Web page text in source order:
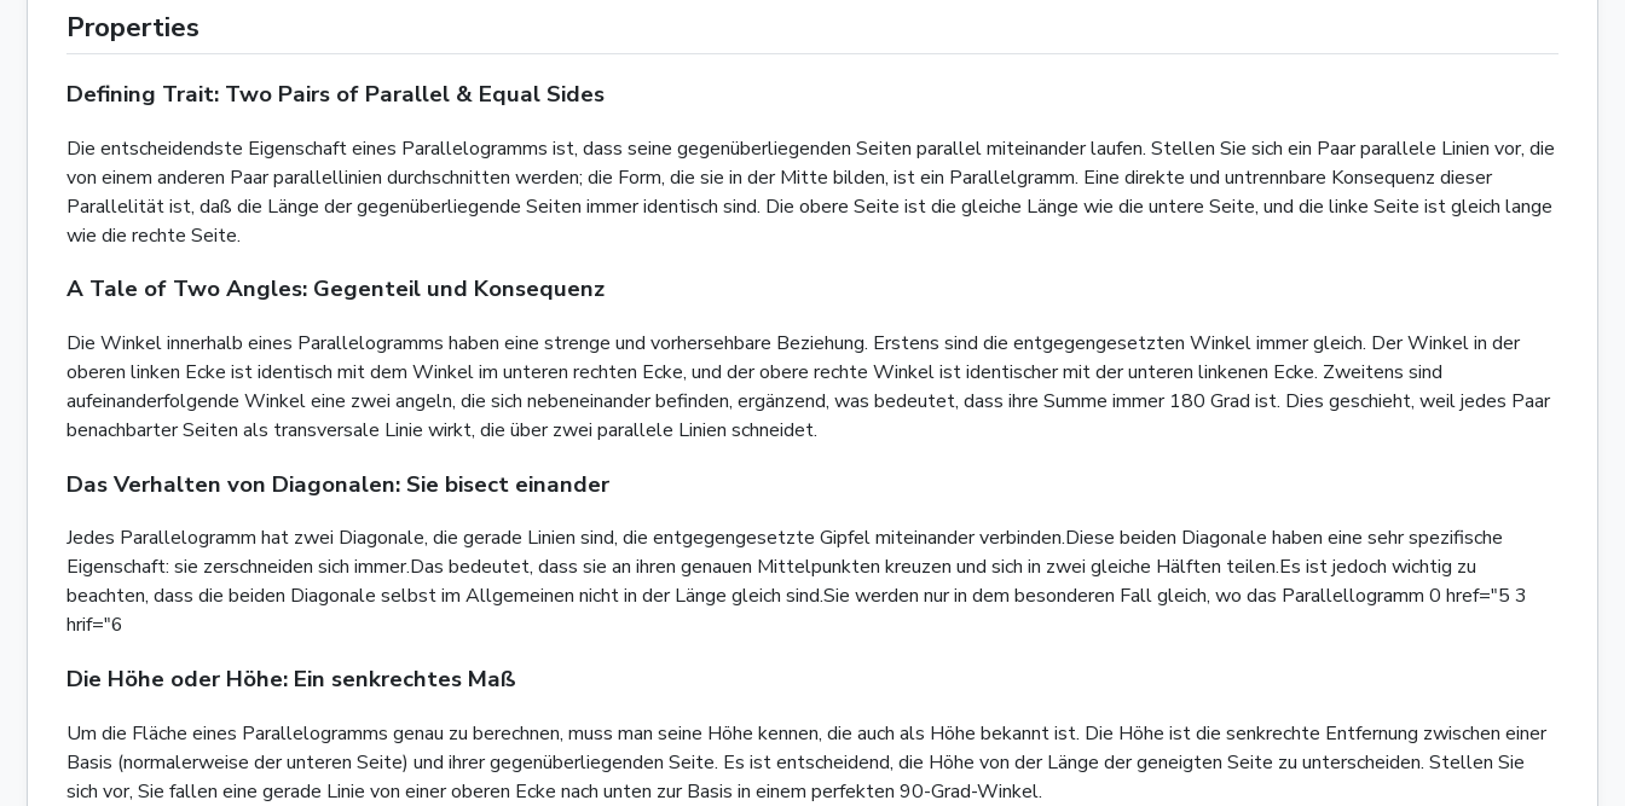
Properties
Defining Trait: Two Pairs of Parallel & Equal Sides
Die entscheidendste Eigenschaft eines Parallelogramms ist, dass seine gegenüberliegenden Seiten parallel miteinander laufen. Stellen Sie sich ein Paar parallele Linien vor, die
von einem anderen Paar parallellinien durchschnitten werden; die Form, die sie in der Mitte bilden, ist ein Parallelgramm. Eine direkte und untrennbare Konsequenz dieser
Parallelität ist, daß die Länge der gegenüberliegende Seiten immer identisch sind. Die obere Seite ist die gleiche Länge wie die untere Seite, und die linke Seite ist gleich lange
wie die rechte Seite.
A Tale of Two Angles: Gegenteil und Konsequenz
Die Winkel innerhalb eines Parallelogramms haben eine strenge und vorhersehbare Beziehung. Erstens sind die entgegengesetzten Winkel immer gleich. Der Winkel in der
oberen linken Ecke ist identisch mit dem Winkel im unteren rechten Ecke, und der obere rechte Winkel ist identischer mit der unteren linkenen Ecke. Zweitens sind
aufeinanderfolgende Winkel eine zwei angeln, die sich nebeneinander befinden, ergänzend, was bedeutet, dass ihre Summe immer 180 Grad ist. Dies geschieht, weil jedes Paar
benachbarter Seiten als transversale Linie wirkt, die über zwei parallele Linien schneidet.
Das Verhalten von Diagonalen: Sie bisect einander
Jedes Parallelogramm hat zwei Diagonale, die gerade Linien sind, die entgegengesetzte Gipfel miteinander verbinden.Diese beiden Diagonale haben eine sehr spezifische
Eigenschaft: sie zerschneiden sich immer.Das bedeutet, dass sie an ihren genauen Mittelpunkten kreuzen und sich in zwei gleiche Hälften teilen.Es ist jedoch wichtig zu
beachten, dass die beiden Diagonale selbst im Allgemeinen nicht in der Länge gleich sind.Sie werden nur in dem besonderen Fall gleich, wo das Parallellogramm 0 href="5 3
hrif="6
Die Höhe oder Höhe: Ein senkrechtes Maß
Um die Fläche eines Parallelogramms genau zu berechnen, muss man seine Höhe kennen, die auch als Höhe bekannt ist. Die Höhe ist die senkrechte Entfernung zwischen einer
Basis (normalerweise der unteren Seite) und ihrer gegenüberliegenden Seite. Es ist entscheidend, die Höhe von der Länge der geneigten Seite zu unterscheiden. Stellen Sie
sich vor, Sie fallen eine gerade Linie von einer oberen Ecke nach unten zur Basis in einem perfekten 90-Grad-Winkel.